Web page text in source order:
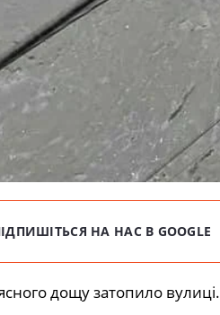
НА НАС В GOOGLE
дощу затопило вулиці.